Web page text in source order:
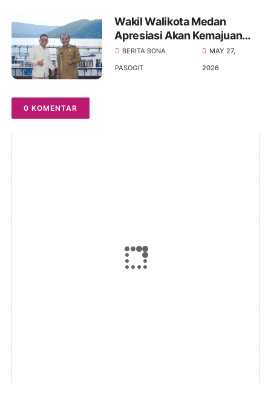
Wakil Walikota Medan
Apresiasi Akan Kemajuan
Kabupaten Samosir,
Khususnya Di Sektor
BERITA BONA
PASOGIT
MAY 27,
2026
0 KOMENTAR